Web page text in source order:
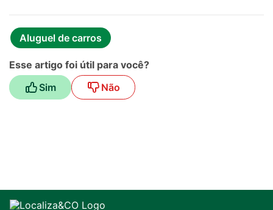
Esse artigo foi útil para você?
Sim
Não
Aluguel de carros